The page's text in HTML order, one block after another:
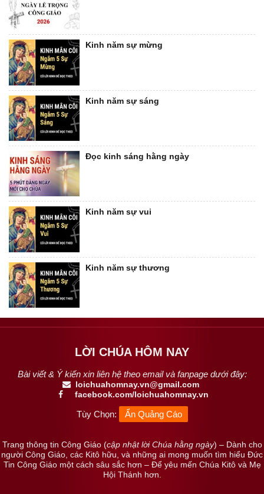
Kinh năm sự mừng
Kinh năm sự sáng
Đọc kinh sáng hằng ngày
Kinh năm sự vui
Kinh năm sự thương
LỜI CHÚA HÔM NAY
Bài viết & Ý kiến xin liên hệ theo email và fanpage dưới đây:
loichuahomnay.vn@gmail.com
facebook.com/loichuahomnay.vn
Tùy Chọn: Ẩn Quảng Cáo
Trang thông tin Công Giáo (cập nhật lời Chúa hằng ngày) – Dành cho
người Công Giáo, các Kitô hữu, và những ai mong muốn tìm hiểu Đức
Tin Công Giáo một cách sâu sắc hơn – Để yêu mến Chúa Kitô và Mẹ
Hội Thánh hơn.